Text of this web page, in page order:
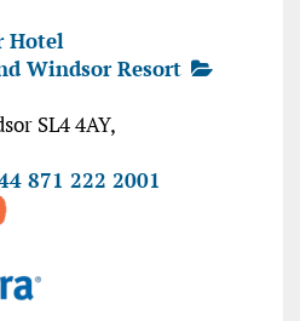
Hotel
Windsor Resort
SL4 4AY,
871 222 2001